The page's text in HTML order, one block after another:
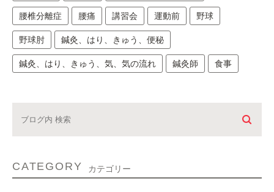
腰椎分離症 腰痛 講習会 運動前 野球
野球肘 鍼灸、はり、きゅう、便秘
鍼灸、はり、きゅう、気、気の流れ 鍼灸師 食事
CATEGORY カテゴリー